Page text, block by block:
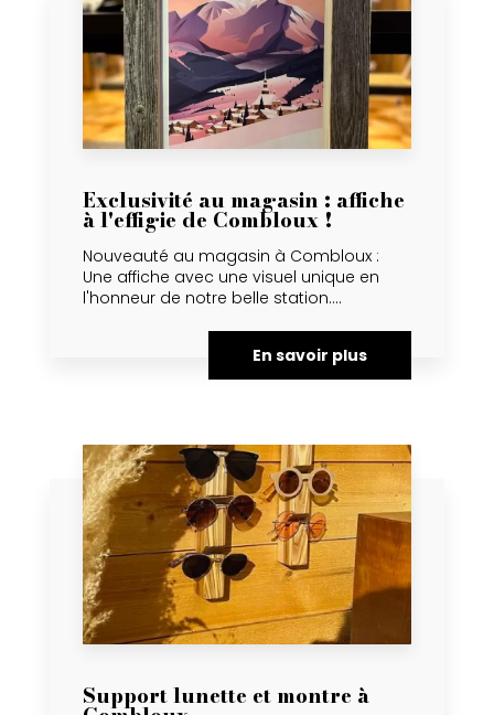
Exclusivité au magasin : affiche
à l'effigie de Combloux !
Nouveauté au magasin à Combloux :
Une affiche avec une visuel unique en
l'honneur de notre belle station....
En savoir plus
Support lunette et montre à